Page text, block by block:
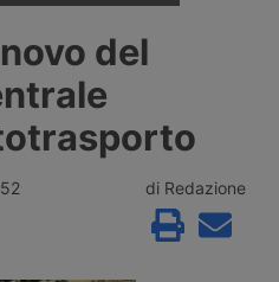
ha pubblicato
monoveicolari
da 15mila euro per
mercato, nell’ambito
con 2 milioni di euro
del
di Redazione